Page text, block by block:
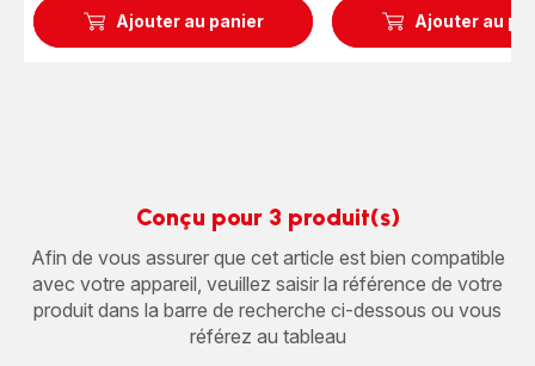
Ajouter au panier Ajouter au
Conçu pour 3 produit(s)
Afin de vous assurer que cet article est bien compatible
avec votre appareil, veuillez saisir la référence de votre
produit dans la barre de recherche ci-dessous ou vous
référez au tableau